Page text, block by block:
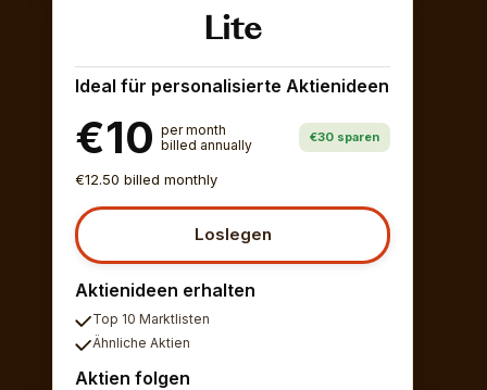
Lite
Ideal für personalisierte Aktienideen
€10 per month
billed annually
€30 sparen
€12.50 billed monthly
Loslegen
Aktienideen erhalten
Top 10 Marktlisten
Ähnliche Aktien
Aktien folgen